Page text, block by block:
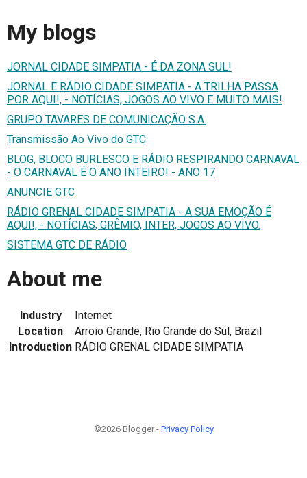
My blogs
JORNAL CIDADE SIMPATIA - É DA ZONA SUL!
JORNAL E RÁDIO CIDADE SIMPATIA - A TRILHA PASSA
POR AQUI!, - NOTÍCIAS, JOGOS AO VIVO E MUITO MAIS!
GRUPO TAVARES DE COMUNICAÇÃO S.A.
Transmissão Ao Vivo do GTC
BLOG, BLOCO BURLESCO E RÁDIO RESPIRANDO CARNAVAL
- O CARNAVAL É O ANO INTEIRO! - ANO 17
ANUNCIE GTC
RÁDIO GRENAL CIDADE SIMPATIA - A SUA EMOÇÃO É
AQUI!, - NOTÍCIAS, GRÊMIO, INTER, JOGOS AO VIVO.
SISTEMA GTC DE RÁDIO
About me
Industry
Internet
Location
Arroio Grande, Rio Grande do Sul, Brazil
Introduction RÁDIO GRENAL CIDADE SIMPATIA
©2026 Blogger - Privacy Policy